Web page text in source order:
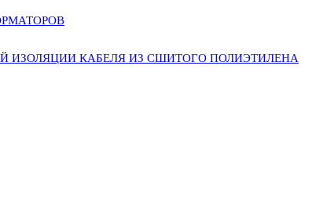
ИЗОЛЯЦИИ КАБЕЛЯ ИЗ СШИТОГО ПОЛИЭТИЛЕНА